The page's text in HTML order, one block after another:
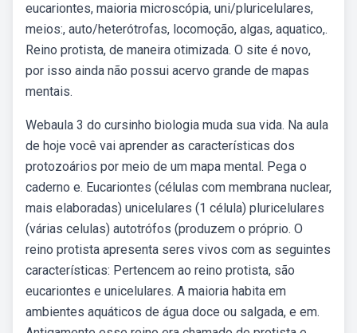
eucariontes, maioria microscópia, uni/pluricelulares,
meios:, auto/heterótrofas, locomoção, algas, aquatico,.
Reino protista, de maneira otimizada. O site é novo,
por isso ainda não possui acervo grande de mapas
mentais.
Webaula 3 do cursinho biologia muda sua vida. Na aula
de hoje você vai aprender as características dos
protozoários por meio de um mapa mental. Pega o
caderno e. Eucariontes (células com membrana nuclear,
mais elaboradas) unicelulares (1 célula) pluricelulares
(várias celulas) autotrófos (produzem o próprio. O
reino protista apresenta seres vivos com as seguintes
características: Pertencem ao reino protista, são
eucariontes e unicelulares. A maioria habita em
ambientes aquáticos de água doce ou salgada, e em.